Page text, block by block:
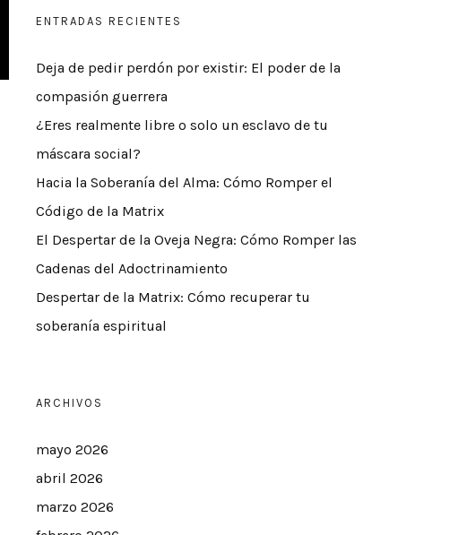
ENTRADAS RECIENTES
Deja de pedir perdón por existir: El poder de la
compasión guerrera
¿Eres realmente libre o solo un esclavo de tu
máscara social?
Hacia la Soberanía del Alma: Cómo Romper el
Código de la Matrix
El Despertar de la Oveja Negra: Cómo Romper las
Cadenas del Adoctrinamiento
Despertar de la Matrix: Cómo recuperar tu
soberanía espiritual
ARCHIVOS
mayo 2026
abril 2026
marzo 2026